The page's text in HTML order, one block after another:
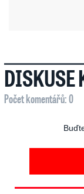
DISKUSE
Počet komentářů: 0